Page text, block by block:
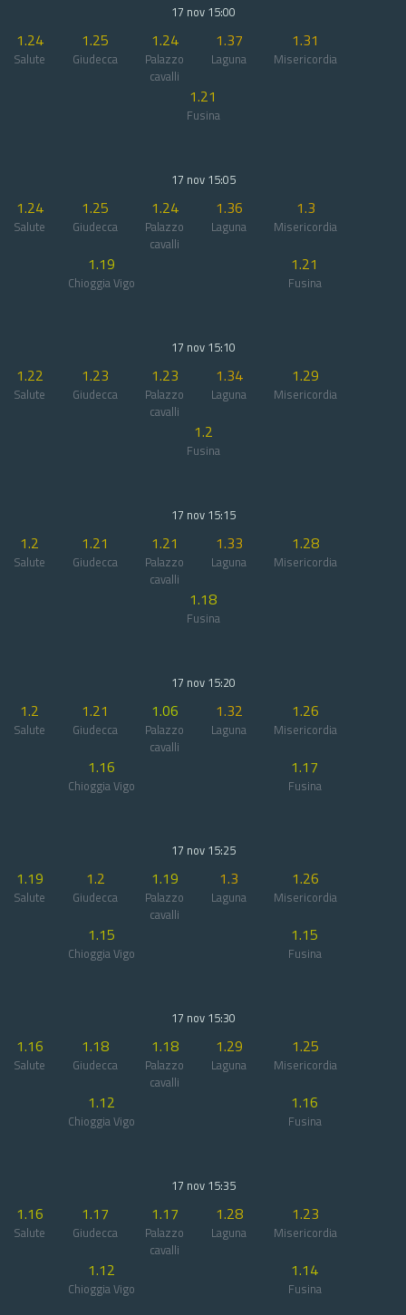
17 nov 15:00
1.24
Salute
1.25
Giudecca
1.24
Palazzo
cavalli
1.37
Laguna
1.31
Misericordia
1.21
Fusina
17 nov 15:05
1.24
Salute
1.25
Giudecca
1.24
Palazzo
cavalli
1.36
Laguna
1.3
Misericordia
1.19
Chioggia Vigo
1.21
Fusina
17 nov 15:10
1.22
Salute
1.23
Giudecca
1.23
Palazzo
cavalli
1.34
Laguna
1.29
Misericordia
1.2
Fusina
17 nov 15:15
1.2
Salute
1.21
Giudecca
1.21
Palazzo
cavalli
1.33
Laguna
1.28
Misericordia
1.18
Fusina
17 nov 15:20
1.2
Salute
1.21
Giudecca
1.06
Palazzo
cavalli
1.32
Laguna
1.26
Misericordia
1.16
Chioggia Vigo
1.17
Fusina
17 nov 15:25
1.19
Salute
1.2
Giudecca
1.19
Palazzo
cavalli
1.3
Laguna
1.26
Misericordia
1.15
Chioggia Vigo
1.15
Fusina
17 nov 15:30
1.16
Salute
1.18
Giudecca
1.18
Palazzo
cavalli
1.29
Laguna
1.25
Misericordia
1.12
Chioggia Vigo
1.16
Fusina
17 nov 15:35
1.16
Salute
1.17
Giudecca
1.17
Palazzo
cavalli
1.28
Laguna
1.23
Misericordia
1.12
Chioggia Vigo
1.14
Fusina